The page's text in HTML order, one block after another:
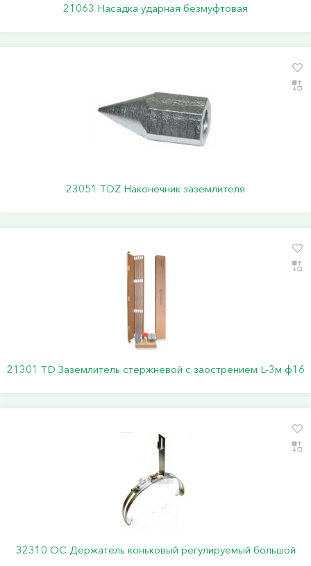
21063 Насадка ударная безмуфтовая
23051 TDZ Наконечник заземлителя
21301 TD Заземлитель стержневой c заострением L-3м ф16
32310 ОС Держатель коньковый регулируемый большой